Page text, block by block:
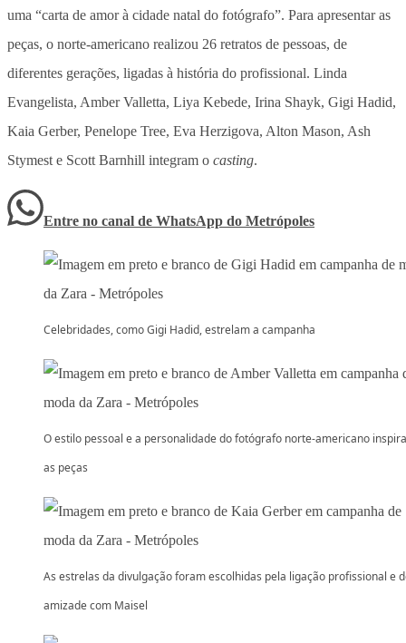
uma “carta de amor à cidade natal do fotógrafo”. Para apresentar as
peças, o norte-americano realizou 26 retratos de pessoas, de
diferentes gerações, ligadas à história do profissional. Linda
Evangelista, Amber Valletta, Liya Kebede, Irina Shayk, Gigi Hadid,
Kaia Gerber, Penelope Tree, Eva Herzigova, Alton Mason, Ash
Stymest e Scott Barnhill integram o casting.
Entre no canal de WhatsApp do Metrópoles
Celebridades, como Gigi Hadid, estrelam a campanha
O estilo pessoal e a personalidade do fotógrafo norte-americano
as peças
As estrelas da divulgação foram escolhidas pela ligação profissional e
amizade com Maisel